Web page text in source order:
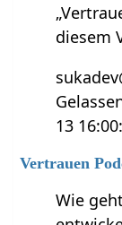
diesem
13
Vertrauen
Wie